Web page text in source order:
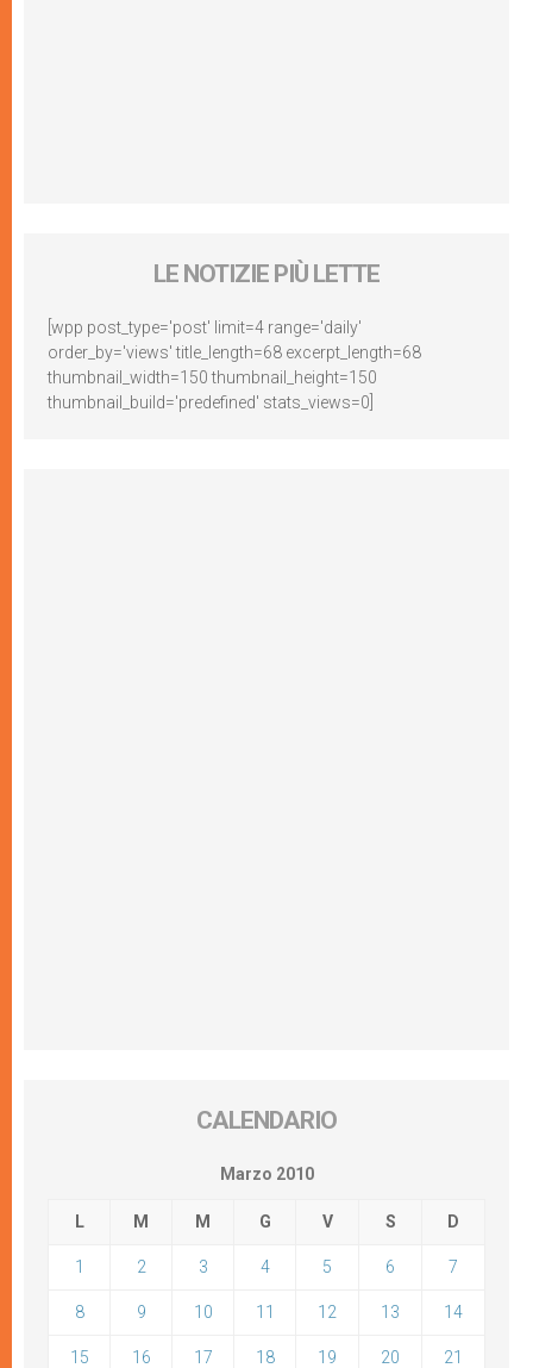
LE NOTIZIE PIÙ LETTE
[wpp post_type='post' limit=4 range='daily'
order_by='views' title_length=68 excerpt_length=68
thumbnail_width=150 thumbnail_height=150
thumbnail_build='predefined' stats_views=0]
CALENDARIO
Marzo 2010
L M M G V S D
1 2 3 4 5 6 7
8 9 10 11 12 13 14
15 16 17 18 19 20 21